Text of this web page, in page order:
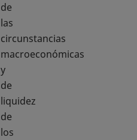
de
las
circunstancias
macroeconómicas
y
de
liquidez
de
los